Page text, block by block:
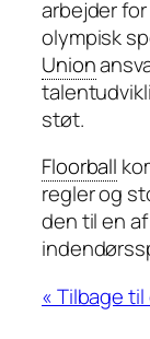
arbejder
olympisk
Union
støt.
Floorball
regler og
den til en
« Tilbage